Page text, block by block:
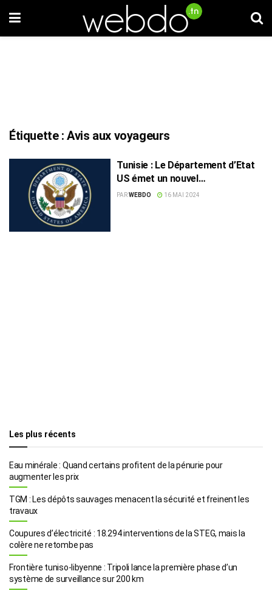
Étiquette :Avis aux voyageurs
Tunisie : Le Département d’Etat
US émet un nouvel
avertissement aux voyageurs
PARWEBDO 16 MAI 2024
Les plus récents
Eau minérale : Quand certains profitent de la pénurie pour
augmenter les prix
TGM : Les dépôts sauvages menacent la sécurité et freinent les
travaux
Coupures d’électricité : 18.294 interventions de la STEG, mais la
colère ne retombe pas
Frontière tuniso-libyenne : Tripoli lance la première phase d’un
système de surveillance sur 200 km